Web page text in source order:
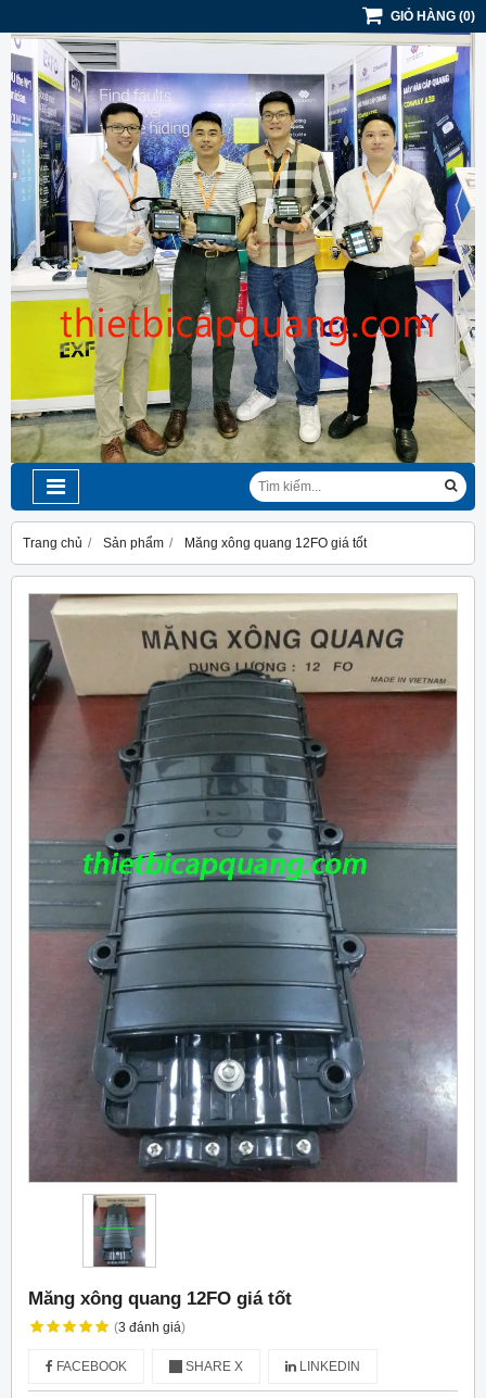
GIỎ HÀNG (0)
Trang chủ Sản phẩm Măng xông quang 12FO giá tốt
Măng xông quang 12FO giá tốt
(3 đánh giá)
FACEBOOK SHARE X LINKEDIN